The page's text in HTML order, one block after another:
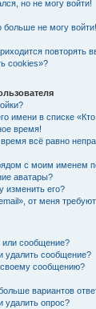
но не могу войти!
больше не могу войти!
повторять
cookies»?
имени в списке
время!
всё равно
с моим именем
аватары?
изменить его?
от меня
или сообщение?
удалить сообщение?
своему сообщению?
вариантов
удалить опрос?